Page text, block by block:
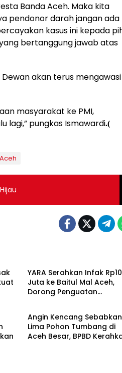
Banda Aceh. Maka kita
pendonor darah jangan ada
kasus ini kepada
bertanggung jawab atas
akan terus mengawasi
masyarakat ke PMI,
lagi,” pungkas Ismawardi.(
YARA Serahkan Infak Rp10
Juta ke Baitul Mal Aceh,
Dorong Penguatan
Daerah
Angin Kencang Sebabkan
Lima Pohon Tumbang di
Aceh Besar, BPBD